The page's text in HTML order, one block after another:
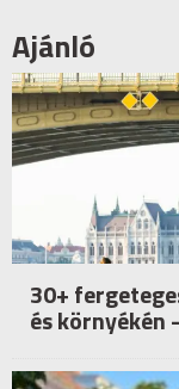
Ajánló
30+
és környékén